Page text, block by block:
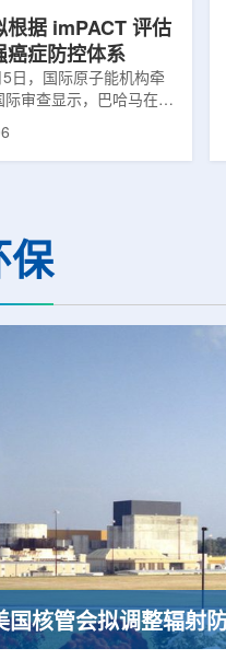
根据 imPACT 评估
癌症防控体系
日，国际原子能机构牵
际审查显示，巴哈马在加
服务方面具备进一步提升
子能机构、世界卫生组
组织和国际癌症研究机
。6月9日至11日，专
保